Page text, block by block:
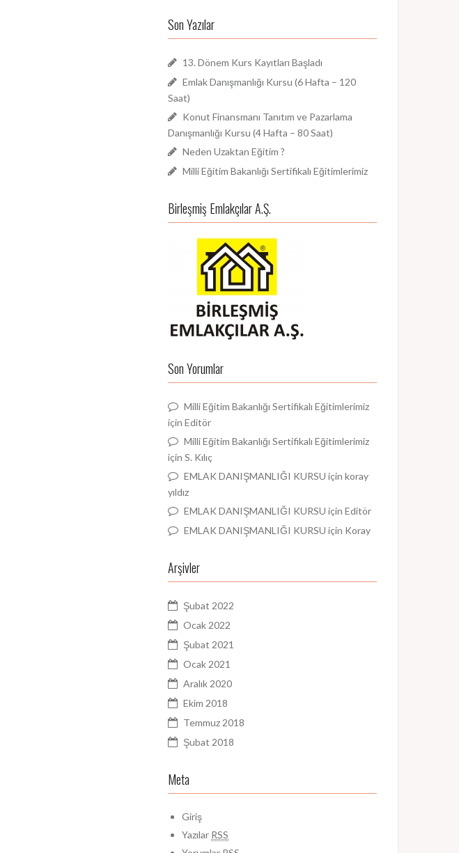
Son Yazılar
13. Dönem Kurs Kayıtları Başladı
Emlak Danışmanlığı Kursu (6 Hafta – 120
Saat)
Konut Finansmanı Tanıtım ve Pazarlama
Danışmanlığı Kursu (4 Hafta – 80 Saat)
Neden Uzaktan Eğitim ?
Milli Eğitim Bakanlığı Sertifikalı Eğitimlerimiz
Birleşmiş Emlakçılar A.Ş.
Son Yorumlar
Milli Eğitim Bakanlığı Sertifikalı Eğitimlerimiz
için Editör
Milli Eğitim Bakanlığı Sertifikalı Eğitimlerimiz
için S. Kılıç
EMLAK DANIŞMANLIĞI KURSU için koray
yıldız
EMLAK DANIŞMANLIĞI KURSU için Editör
EMLAK DANIŞMANLIĞI KURSU için Koray
Arşivler
Şubat 2022
Ocak 2022
Şubat 2021
Ocak 2021
Aralık 2020
Ekim 2018
Temmuz 2018
Şubat 2018
Meta
Giriş
Yazılar RSS